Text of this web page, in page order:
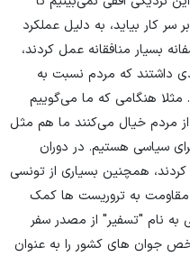
سر کار بیاید، به دلیل عملکرد
بسیار منافقانه عمل کردند،
داشتند که مردم نسبت به
مثلا هنگامی که ما می‌گوییم
مردم خیال می‌کنند ما هم مثل
سیاسی هستیم. در دوران
همچنین بسیاری از تونسی
مقاومت به تروریست ها کمک
به نام "تسفیر" از مصدر سفر
جوان های کشور را به عنوان